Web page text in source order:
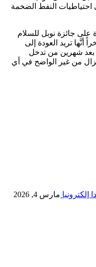
احتياطيات النفط الضخمة
على جائزة نوبل للسلام
أنَّها تريد العودة إلى
بعد شهرين من تدخل
يزال من غير الواضح في أي
إلكترونيا مارس 4, 2026